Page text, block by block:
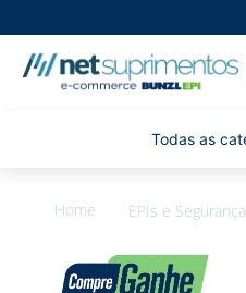
EPIs e Segurança